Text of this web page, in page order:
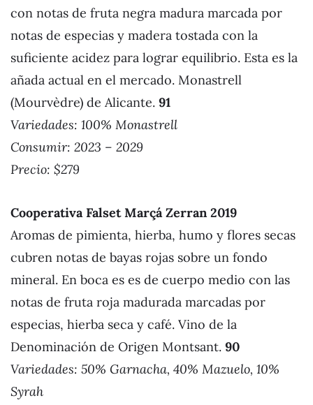
con notas de fruta negra madura marcada por
notas de especias y madera tostada con la
suficiente acidez para lograr equilibrio. Esta es la
añada actual en el mercado. Monastrell
(Mourvèdre) de Alicante. 91
Variedades: 100% Monastrell
Consumir: 2023 – 2029
Precio: $279
Cooperativa Falset Marçá Zerran 2019
Aromas de pimienta, hierba, humo y flores secas
cubren notas de bayas rojas sobre un fondo
mineral. En boca es es de cuerpo medio con las
notas de fruta roja madurada marcadas por
especias, hierba seca y café. Vino de la
Denominación de Origen Montsant. 90
Variedades: 50% Garnacha, 40% Mazuelo, 10%
Syrah